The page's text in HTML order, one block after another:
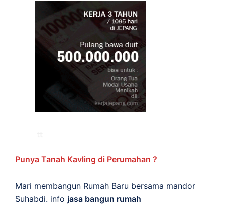
Punya Tanah Kavling di Perumahan ?
Mari membangun Rumah Baru bersama mandor
Suhabdi. info jasa bangun rumah